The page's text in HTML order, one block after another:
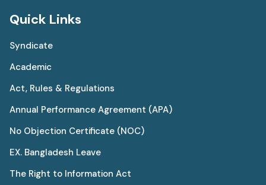
Quick Links
Syndicate
Academic
Act, Rules & Regulations
Annual Performance Agreement (APA)
No Objection Certificate (NOC)
EX. Bangladesh Leave
The Right to Information Act